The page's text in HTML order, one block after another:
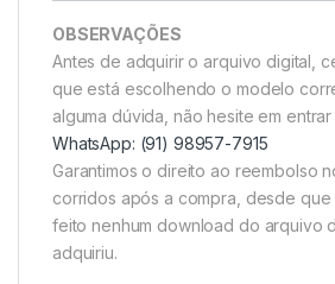
OBSERVAÇÕES
Antes de adquirir o arquivo digital,
que está escolhendo o modelo
alguma dúvida, não hesite em
WhatsApp: (91) 98957-7915
Garantimos o direito ao reembolso
corridos após a compra, desde
feito nenhum download do arquivo
adquiriu.